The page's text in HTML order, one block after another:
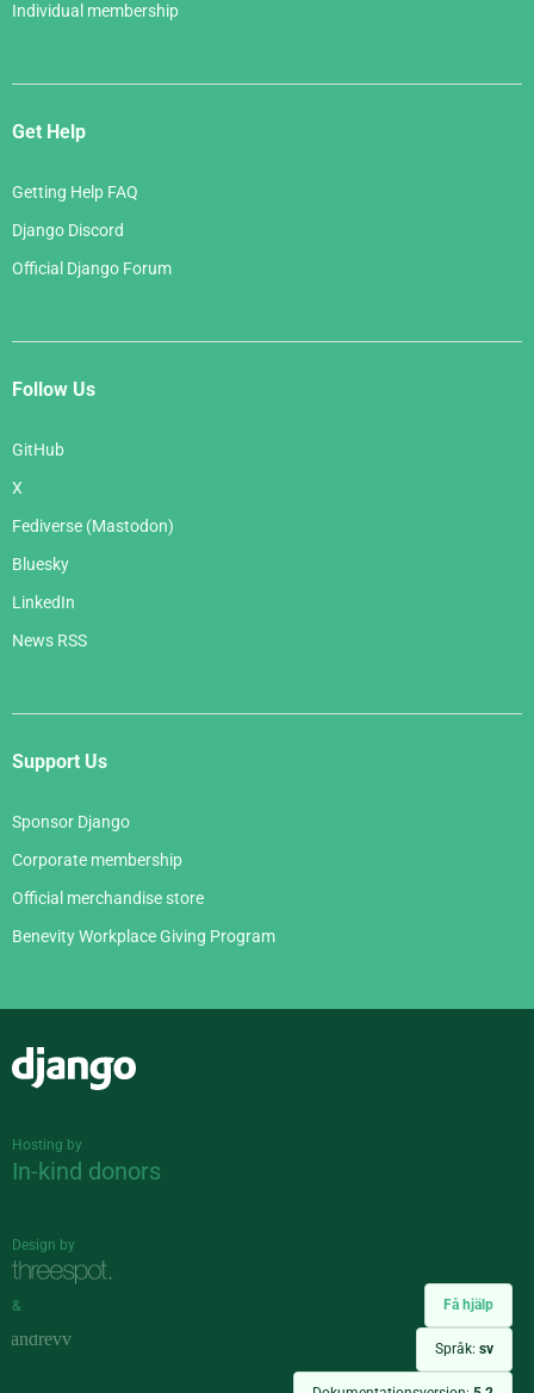
Få hjälp
Språk: sv
Individual membership
Get Help
Getting Help FAQ
Django Discord
Official Django Forum
Follow Us
GitHub
X
Fediverse (Mastodon)
Bluesky
LinkedIn
News RSS
Support Us
Sponsor Django
Corporate membership
Official merchandise store
Benevity Workplace Giving Program
Hosting by
In-kind donors
Design by
&